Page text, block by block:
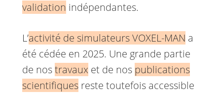
validation indépendantes.
L’activité de simulateurs VOXEL-MAN a
été cédée en 2025. Une grande partie
de nostravauxet de nos publications
scientifiquesreste toutefois accessible